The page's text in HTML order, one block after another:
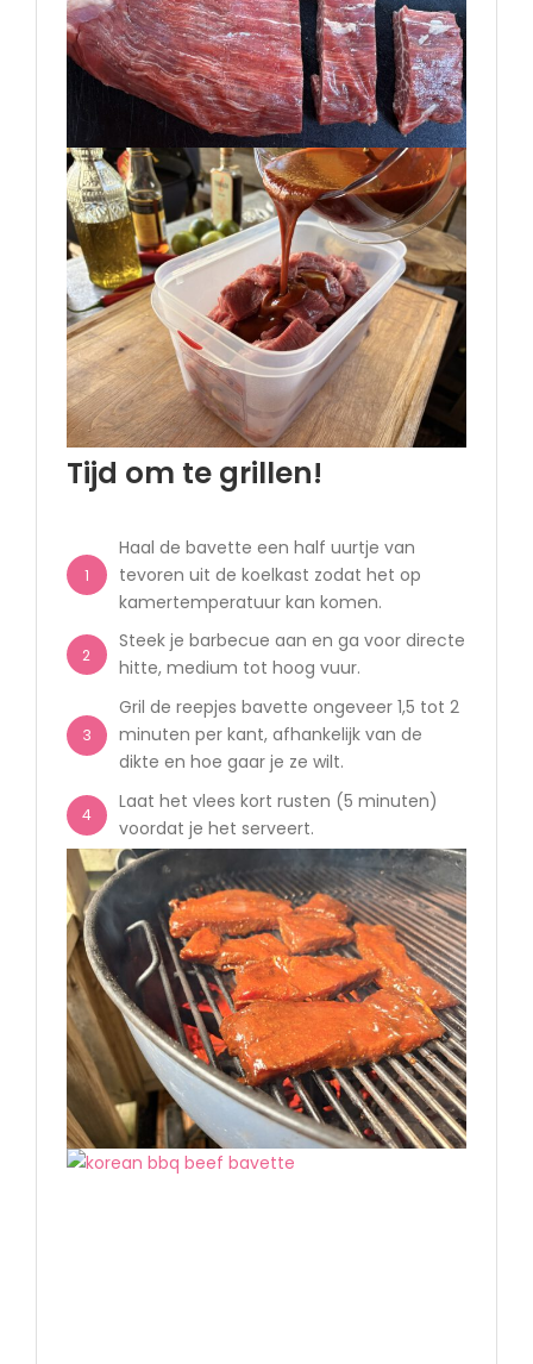
Tijd om te grillen!
1
Haal de bavette een half uurtje van
tevoren uit de koelkast zodat het op
kamertemperatuur kan komen.
2
Steek je barbecue aan en ga voor directe
hitte, medium tot hoog vuur.
3
Gril de reepjes bavette ongeveer 1,5 tot 2
minuten per kant, afhankelijk van de
dikte en hoe gaar je ze wilt.
4
Laat het vlees kort rusten (5 minuten)
voordat je het serveert.